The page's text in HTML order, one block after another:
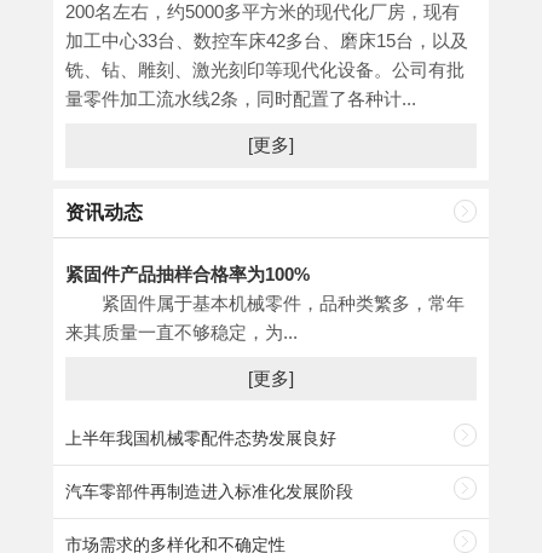
200名左右，约5000多平方米的现代化厂房，现有
加工中心33台、数控车床42多台、磨床15台，以及
铣、钻、雕刻、激光刻印等现代化设备。公司有批
量零件加工流水线2条，同时配置了各种计...
[更多]
资讯动态
紧固件产品抽样合格率为100%
紧固件属于基本机械零件，品种类繁多，常年
来其质量一直不够稳定，为...
[更多]
上半年我国机械零配件态势发展良好
汽车零部件再制造进入标准化发展阶段
市场需求的多样化和不确定性